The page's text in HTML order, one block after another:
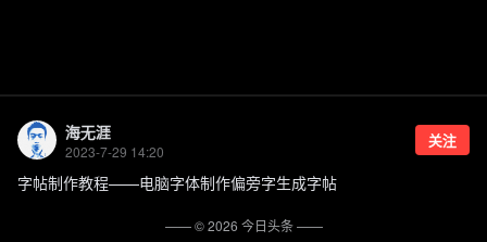
海无涯
2023-7-29 14:20
关注
字帖制作教程——电脑字体制作偏旁字生成字帖
—— ©2026 今日头条——